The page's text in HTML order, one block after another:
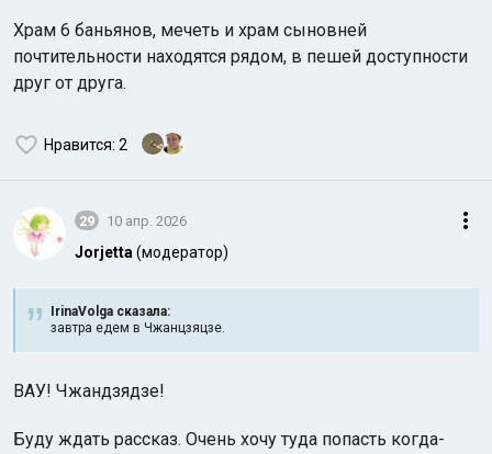
Храм 6 баньянов, мечеть и храм сыновней
почтительности находятся рядом, в пешей доступности
друг от друга.
Нравится: 2
29 10 апр. 2026
Jorjetta (модератор)
IrinaVolga сказалa:
завтра едем в Чжанцзяцзе.
ВАУ! Чжандзядзе!
Буду ждать рассказ. Очень хочу туда попасть когда-